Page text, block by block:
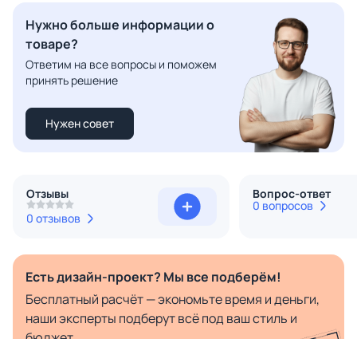
Нужно больше информации о
товаре?
Ответим на все вопросы и поможем
принять решение
Нужен совет
Отзывы
0 отзывов
Вопрос-ответ
0 вопросов
Есть дизайн-проект? Мы все подберём!
Бесплатный расчёт — экономьте время и деньги,
наши эксперты подберут всё под ваш стиль и